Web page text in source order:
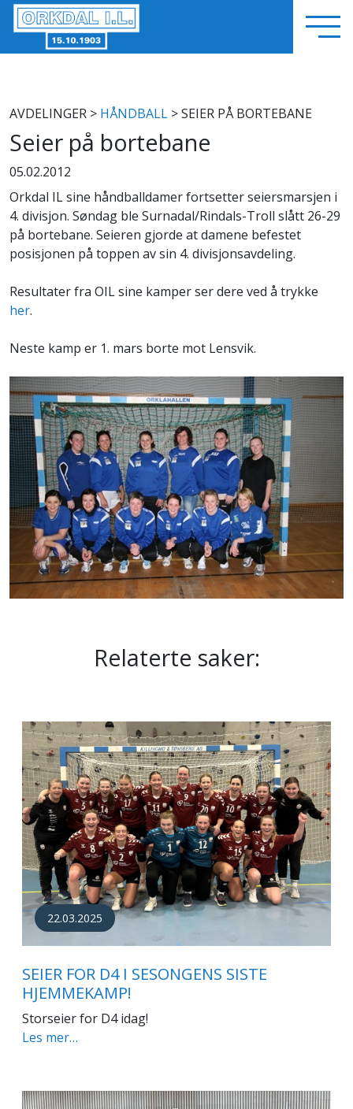
AVDELINGER > HÅNDBALL > SEIER PÅ BORTEBANE
Seier på bortebane
05.02.2012
Orkdal IL sine håndballdamer fortsetter seiersmarsjen i
4. divisjon. Søndag ble Surnadal/Rindals-Troll slått 26-29
på bortebane. Seieren gjorde at damene befestet
posisjonen på toppen av sin 4. divisjonsavdeling.
Resultater fra OIL sine kamper ser dere ved å trykke
her.
Neste kamp er 1. mars borte mot Lensvik.
Relaterte saker:
22.03.2025
SEIER FOR D4 I SESONGENS SISTE
HJEMMEKAMP!
Storseier for D4 idag!
Les mer…